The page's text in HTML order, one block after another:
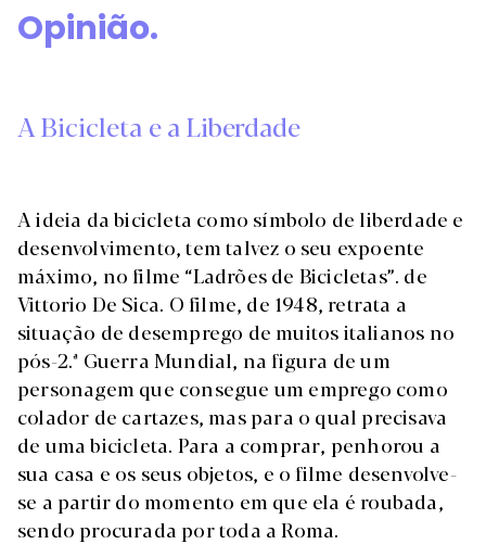
Opinião.
A Bicicleta e a Liberdade
A ideia da bicicleta como símbolo de liberdade e
desenvolvimento, tem talvez o seu expoente
máximo, no filme “Ladrões de Bicicletas”. de
Vittorio De Sica. O filme, de 1948, retrata a
situação de desemprego de muitos italianos no
pós-2.ª Guerra Mundial, na figura de um
personagem que consegue um emprego como
colador de cartazes, mas para o qual precisava
de uma bicicleta. Para a comprar, penhorou a
sua casa e os seus objetos, e o filme desenvolve-
se a partir do momento em que ela é roubada,
sendo procurada por toda a Roma.